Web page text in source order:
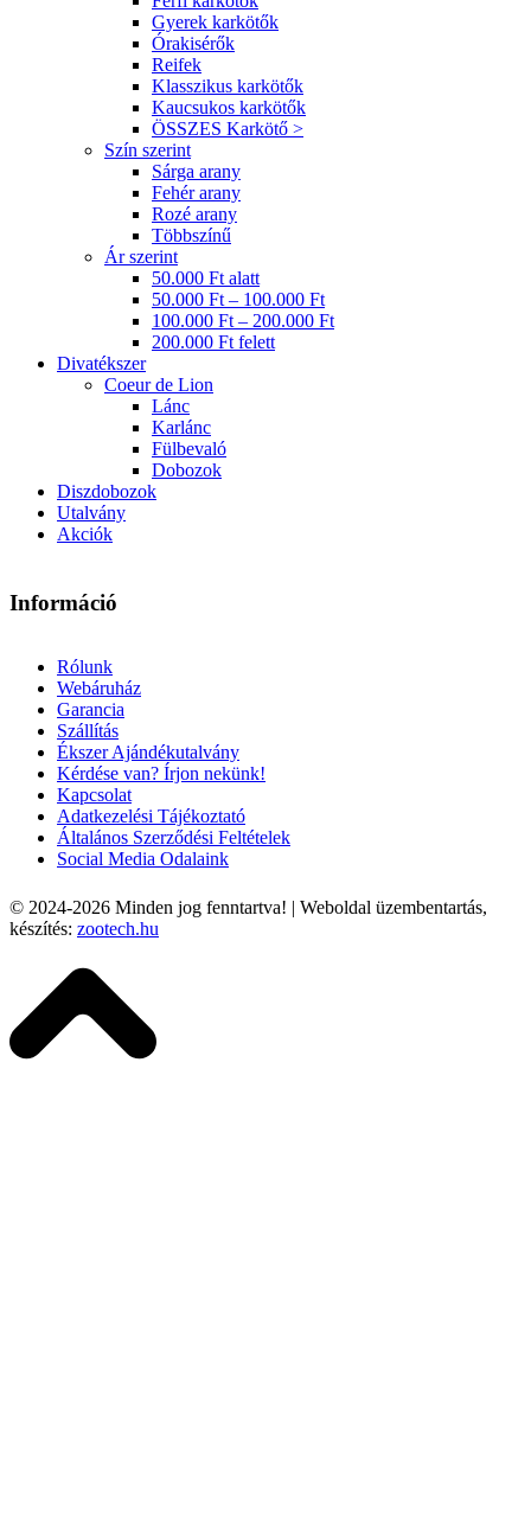
Gyerek karkötők
Órakisérők
Reifek
Klasszikus karkötők
Kaucsukos karkötők
ÖSSZES Karkötő >
Szín szerint
Sárga arany
Fehér arany
Rozé arany
Többszínű
Ár szerint
50.000 Ft alatt
50.000 Ft – 100.000 Ft
100.000 Ft – 200.000 Ft
200.000 Ft felett
Divatékszer
Coeur de Lion
Lánc
Karlánc
Fülbevaló
Dobozok
Diszdobozok
Utalvány
Akciók
Információ
Rólunk
Webáruház
Garancia
Szállítás
Ékszer Ajándékutalvány
Kérdése van? Írjon nekünk!
Kapcsolat
Adatkezelési Tájékoztató
Általános Szerződési Feltételek
Social Media Odalaink
© 2024-2026 Minden jog fenntartva! | Weboldal üzembentartás,
készítés: zootech.hu